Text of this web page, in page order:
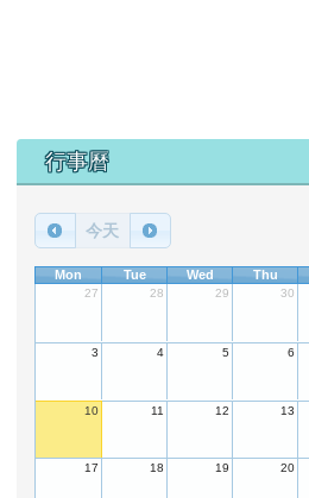
下中區域內容
行事曆
今天
Mon Tue Wed Thu
27 28 29 30
3 4 5 6
10 11 12 13
17 18 19 20